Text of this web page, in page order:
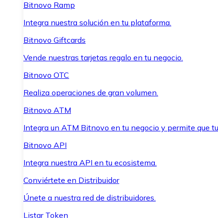
Bitnovo Ramp
Integra nuestra solución en tu plataforma.
Bitnovo Giftcards
Vende nuestras tarjetas regalo en tu negocio.
Bitnovo OTC
Realiza operaciones de gran volumen.
Bitnovo ATM
Integra un ATM Bitnovo en tu negocio y permite que
Bitnovo API
Integra nuestra API en tu ecosistema.
Conviértete en Distribuidor
Únete a nuestra red de distribuidores.
Listar Token